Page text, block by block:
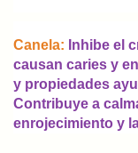
Canela: Inhibe el
causan caries y
y propiedades
Contribuye a
enrojecimiento y